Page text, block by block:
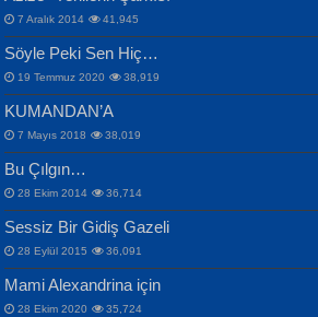
VAHDETTİN YİĞİTCAN
Samimiyet Nedir?...
İPEK ACAR SERT
Gazze’nin Şecaati, Ümmetin İmtihanı...
Bülent Sağlam
Mescid-i Aksâ Üstüne Ay!...
Selahattin Yıldız
İdrakimle Üşürken...
ERDEM BAYAZIT
Sana, Bana, Vatanıma, Ülkemin
İnsanlarına Dair...
7 Aralık 2014 41,945
Söyle Peki Sen Hiç…
19 Temmuz 2020 38,919
KUMANDAN’A
7 Mayıs 2018 38,019
Bu Çılgın…
28 Ekim 2014 36,714
Sessiz Bir Gidiş Gazeli
28 Eylül 2015 36,091
Mami Alexandrina için
28 Ekim 2020 35,724